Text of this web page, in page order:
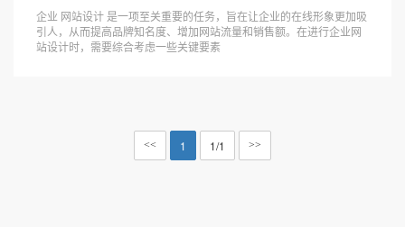
企业 网站设计 是一项至关重要的任务，旨在让企业的在线形象更加吸
引人，从而提高品牌知名度、增加网站流量和销售额。在进行企业网
站设计时，需要综合考虑一些关键要素
<< 1 1/1 >>